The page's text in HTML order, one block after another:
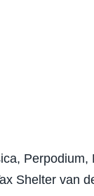
Perpodium,
Shelter van